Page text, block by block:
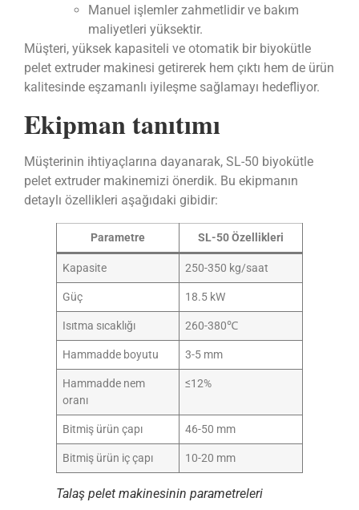
Manuel işlemler zahmetlidir ve bakım
maliyetleri yüksektir.
Müşteri, yüksek kapasiteli ve otomatik bir biyokütle
pelet extruder makinesi getirerek hem çıktı hem de ürün
kalitesinde eşzamanlı iyileşme sağlamayı hedefliyor.
Ekipman tanıtımı
Müşterinin ihtiyaçlarına dayanarak, SL-50 biyokütle
pelet extruder makinemizi önerdik. Bu ekipmanın
detaylı özellikleri aşağıdaki gibidir:
Parametre SL-50 Özellikleri
Kapasite 250-350 kg/saat
Güç 18.5 kW
Isıtma sıcaklığı 260-380℃
Hammadde boyutu 3-5 mm
Hammadde nem
oranı
≤12%
Bitmiş ürün çapı 46-50 mm
Bitmiş ürün iç çapı 10-20 mm
Talaş pelet makinesinin parametreleri